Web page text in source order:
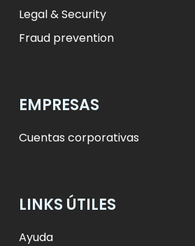
Legal & Security
Fraud prevention
EMPRESAS
Cuentas corporativas
LINKS ÚTILES
Ayuda